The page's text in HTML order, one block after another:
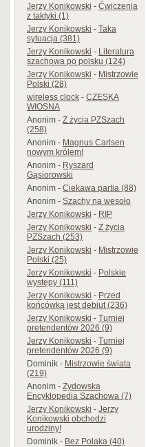
Jerzy Konikowski-Ćwiczenia
z taktyki (1)
Jerzy Konikowski-Taka
sytuacja (381)
Jerzy Konikowski-Literatura
szachowa po polsku (124)
Jerzy Konikowski-Mistrzowie
Polski (28)
wireless clock-CZESKA
WIOSNA
Anonim-Z życia PZSzach
(258)
Anonim-Magnus Carlsen
nowym królem!
Anonim-Ryszard
Gąsiorowski
Anonim-Ciekawa partia (88)
Anonim-Szachy na wesoło
Jerzy Konikowski-RIP
Jerzy Konikowski-Z życia
PZSzach (253)
Jerzy Konikowski-Mistrzowie
Polski (25)
Jerzy Konikowski-Polskie
występy (111)
Jerzy Konikowski-Przed
końcówką jest debiut (236)
Jerzy Konikowski-Turniej
pretendentów 2026 (9)
Jerzy Konikowski-Turniej
pretendentów 2026 (9)
Dominik-Mistrzowie świata
(219)
Anonim-Żydowska
Encyklopedia Szachowa (7)
Jerzy Konikowski-Jerzy
Konikowski obchodzi
urodziny!
Dominik-Bez Polaka (40)